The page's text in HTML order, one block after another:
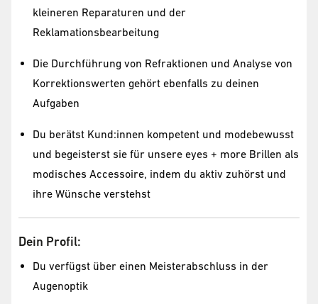
kleineren Reparaturen und der
Reklamationsbearbeitung
Die Durchführung von Refraktionen und Analyse von
Korrektionswerten gehört ebenfalls zu deinen
Aufgaben
Du berätst Kund:innen kompetent und modebewusst
und begeisterst sie für unsere eyes + more Brillen als
modisches Accessoire, indem du aktiv zuhörst und
ihre Wünsche verstehst
Dein Profil:
Du verfügst über einen Meisterabschluss in der
Augenoptik